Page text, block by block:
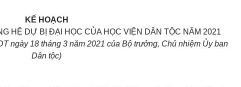
KẾ HOẠCH
HỆ DỰ BỊ ĐẠI HỌC CỦA HỌC VIỆN DÂN TỘC NĂM 2021
ngày18 tháng 3 năm 2021 của Bộ trưởng, Chủ nhiệm Ủy ban
Dân tộc)